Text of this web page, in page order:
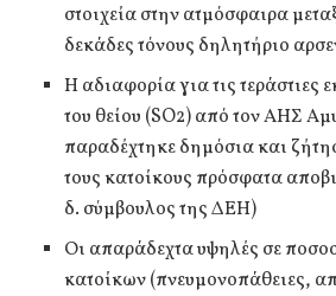
στοιχεία στην ατμόσφαιρα
δεκάδες τόνους δηλητήριο
Η αδιαφορία για τις τεράστιες
του θείου (SO2) από τον ΑΗΣ
παραδέχτηκε δημόσια και
τους κατοίκους πρόσφατα
δ. σύμβουλος της ΔΕΗ)
Οι απαράδεχτα υψηλές σε
κατοίκων (πνευμονοπάθειες,